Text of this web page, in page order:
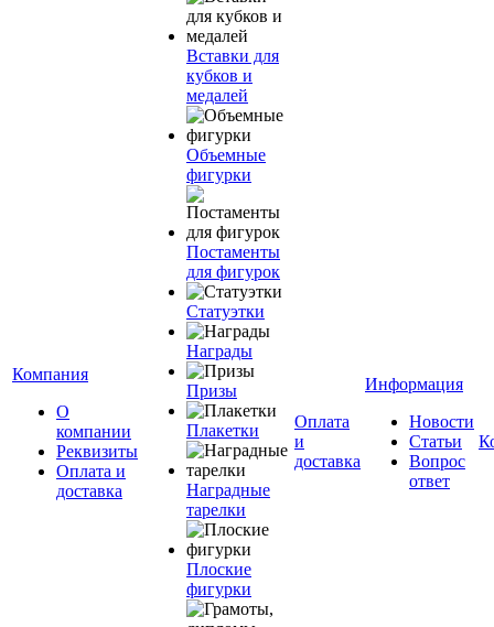
Компания
О
компании
Реквизиты
Оплата и
доставка
Вставки для
кубков и
медалей
Объемные
фигурки
Постаменты
для фигурок
Статуэтки
Награды
Призы
Плакетки
Наградные
тарелки
Плоские
фигурки
Оплата
и
доставка
Информация
Новости
Статьи
Вопрос
ответ